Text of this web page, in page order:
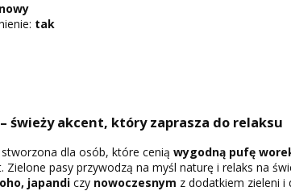
tak
świeży akcent, który zaprasza do relaksu
dla osób, które cenią wygodną pufę
pasy przywodzą na myśl naturę i relaks na
japandiczy nowoczesnym z dodatkiem zieleni i